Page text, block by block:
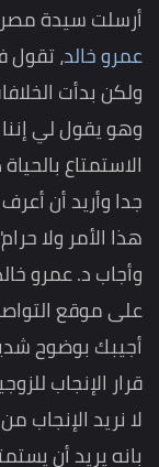
أرسلت سيدة
عمرو خالد، تقول
ولكن بدأت
وهو يقول لي إننا
الاستمتاع
جدا وأريد أن
هذا الأمر ولا
وأجاب د. عمرو
على موقع
أجيبك بوضوح
قرار الإنجاب
لا نريد الإنجاب
بانه يريد أن